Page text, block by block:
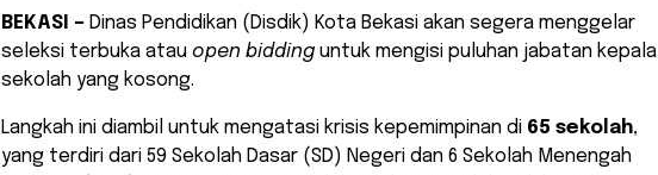
BEKASI – Dinas Pendidikan (Disdik) Kota Bekasi akan segera menggelar
seleksi terbuka atau open bidding untuk mengisi puluhan jabatan kepala
sekolah yang kosong.
Langkah ini diambil untuk mengatasi krisis kepemimpinan di 65 sekolah,
yang terdiri dari 59 Sekolah Dasar (SD) Negeri dan 6 Sekolah Menengah